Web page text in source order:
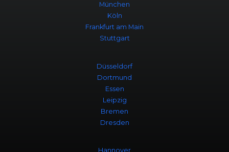
München
Köln
Frankfurt am Main
Stuttgart
Düsseldorf
Dortmund
Essen
Leipzig
Bremen
Dresden
Hannover